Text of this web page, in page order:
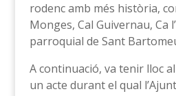
rodenc amb més història,
Monges, Cal Guivernau, Ca
parroquial de Sant
A continuació, va tenir lloc
un acte durant el qual